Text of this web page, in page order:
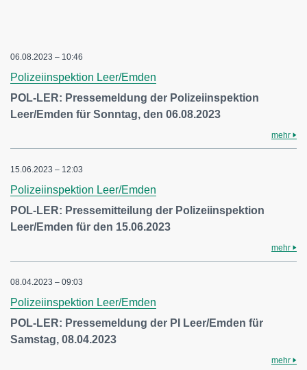
06.08.2023 – 10:46
Polizeiinspektion Leer/Emden
POL-LER: Pressemeldung der Polizeiinspektion
Leer/Emden für Sonntag, den 06.08.2023
mehr
15.06.2023 – 12:03
Polizeiinspektion Leer/Emden
POL-LER: Pressemitteilung der Polizeiinspektion
Leer/Emden für den 15.06.2023
mehr
08.04.2023 – 09:03
Polizeiinspektion Leer/Emden
POL-LER: Pressemeldung der PI Leer/Emden für
Samstag, 08.04.2023
mehr